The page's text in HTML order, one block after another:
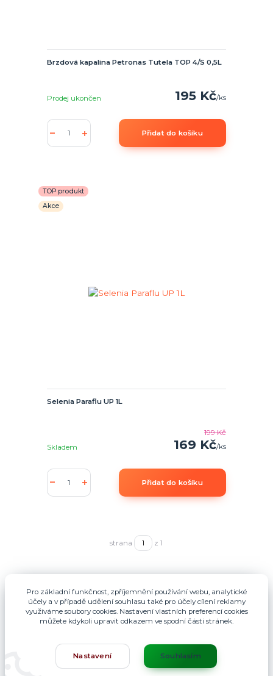
Brzdová kapalina Petronas Tutela TOP 4/S 0,5L
195 Kč/ks
Prodej ukončen
Přidat do košíku
TOP produkt
Akce
Selenia Paraflu UP 1L
199 Kč
169 Kč/ks
Skladem
Přidat do košíku
strana z 1
Pro základní funkčnost, zpříjemnění používání webu, analytické
účely a v případě udělení souhlasu také pro účely cílení reklamy
využíváme soubory cookies. Nastavení vlastních preferencí cookies
můžete kdykoli upravit odkazem ve spodní části stránek.
Nastavení Souhlasím